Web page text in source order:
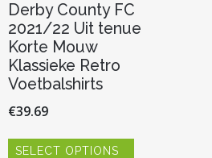
Derby County FC
2021/22 Uit tenue
Korte Mouw
Klassieke Retro
Voetbalshirts
€39.69
SELECT OPTIONS